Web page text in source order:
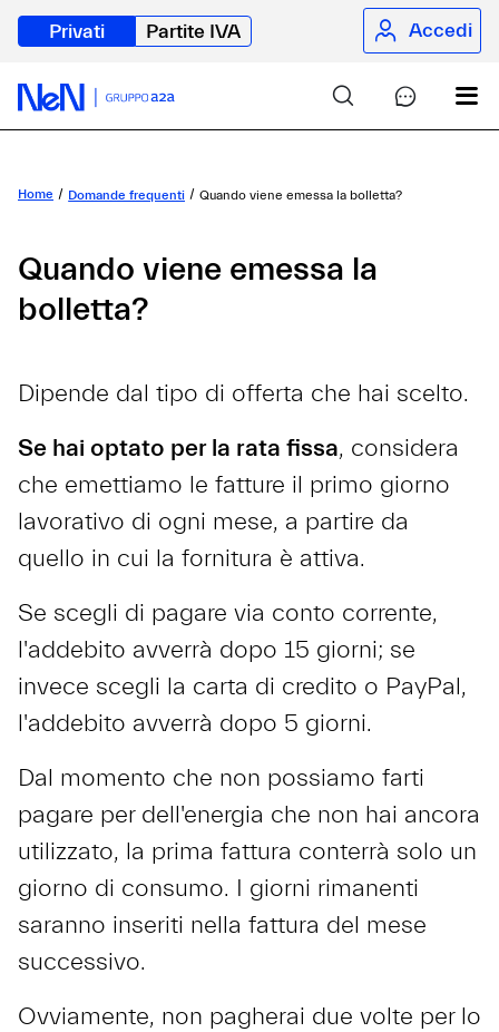
Privati Partite IVA Accedi
Home Domande frequenti Quando viene emessa la bolletta?
Quando viene emessa la
bolletta?
Dipende dal tipo di offerta che hai scelto.
Se hai optato per la rata fissa, considera
che emettiamo le fatture il primo giorno
lavorativo di ogni mese, a partire da
quello in cui la fornitura è attiva.
Se scegli di pagare via conto corrente,
l'addebito avverrà dopo 15 giorni; se
invece scegli la carta di credito o PayPal,
l'addebito avverrà dopo 5 giorni.
Dal momento che non possiamo farti
pagare per dell'energia che non hai ancora
utilizzato, la prima fattura conterrà solo un
giorno di consumo. I giorni rimanenti
saranno inseriti nella fattura del mese
successivo.
Ovviamente, non pagherai due volte per lo